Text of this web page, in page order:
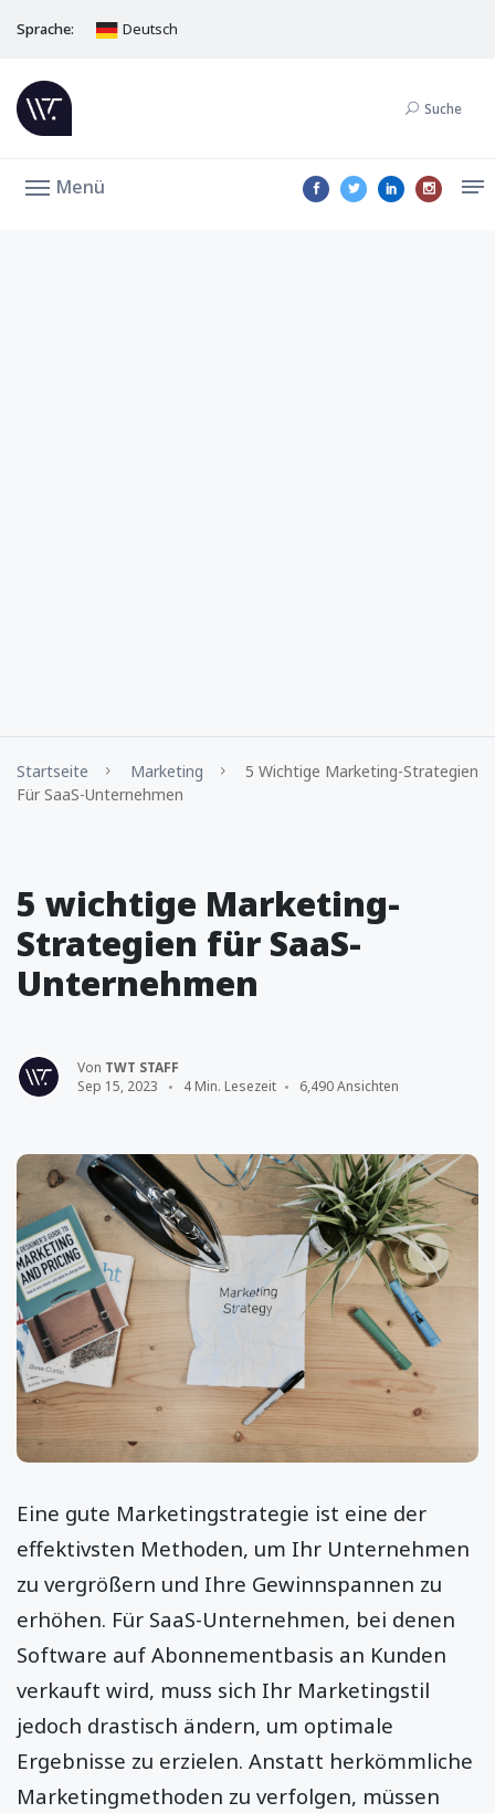
Sprache: Deutsch
Suche
Menü
Startseite Marketing
5 Wichtige Marketing-Strategien
Für SaaS-Unternehmen
5 wichtige Marketing-
Strategien für SaaS-
Unternehmen
Von TWT STAFF
Sep 15, 2023
4 Min. Lesezeit 6,490 Ansichten
Eine gute Marketingstrategie ist eine der
effektivsten Methoden, um Ihr Unternehmen
zu vergrößern und Ihre Gewinnspannen zu
erhöhen. Für SaaS-Unternehmen, bei denen
Software auf Abonnementbasis an Kunden
verkauft wird, muss sich Ihr Marketingstil
jedoch drastisch ändern, um optimale
Ergebnisse zu erzielen. Anstatt herkömmliche
Marketingmethoden zu verfolgen, müssen